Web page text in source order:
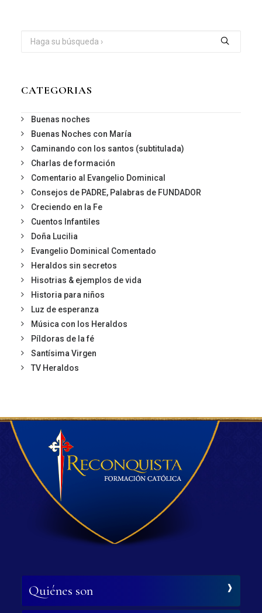
CATEGORIAS
Buenas noches
Buenas Noches con María
Caminando con los santos (subtitulada)
Charlas de formación
Comentario al Evangelio Dominical
Consejos de PADRE, Palabras de FUNDADOR
Creciendo en la Fe
Cuentos Infantiles
Doña Lucilia
Evangelio Dominical Comentado
Heraldos sin secretos
Hisotrias & ejemplos de vida
Historia para niños
Luz de esperanza
Música con los Heraldos
Píldoras de la fé
Santísima Virgen
TV Heraldos
Quiénes son